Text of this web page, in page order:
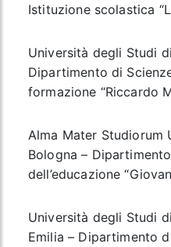
Istituzione scolastica
Università degli Studi
Dipartimento di
formazione “Riccardo
Alma Mater Studiorum
Bologna –
dell’educazione
Università degli Studi
Emilia – Dipartimento